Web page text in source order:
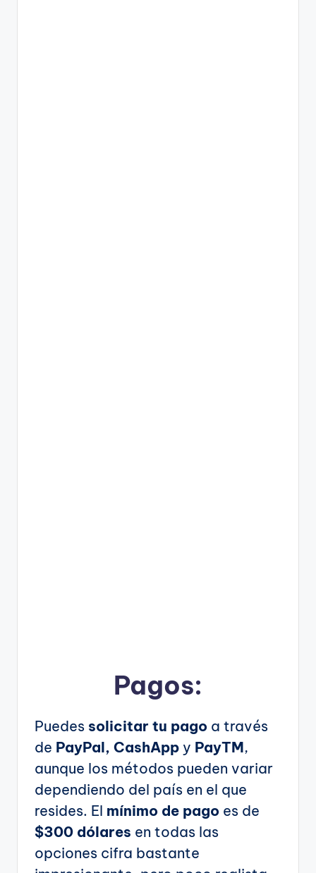
Pagos:
Puedes solicitar tu pago a través
de PayPal, CashApp y PayTM,
aunque los métodos pueden variar
dependiendo del país en el que
resides. El mínimo de pago es de
$300 dólares en todas las
opciones cifra bastante